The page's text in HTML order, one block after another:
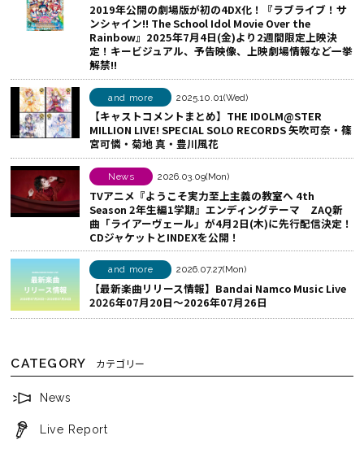
o
k
で
ェ
ア
す
る
ェ
ア
す
2019年公開の劇場版が初の4DX化！『ラブライブ！サ
ンシャイン!! The School Idol Movie Over the
Rainbow』2025年7月4日(金)より2週間限定上映決
定！キービジュアル、予告映像、上映劇場情報など一挙
解禁!!
and more 2025.10.01(Wed)
【キャストコメントまとめ】THE IDOLM@STER
MILLION LIVE! SPECIAL SOLO RECORDS 矢吹可奈・篠
宮可憐・菊地 真・豊川風花
News 2026.03.09(Mon)
TVアニメ『ようこそ実力至上主義の教室へ 4th
Season 2年生編1学期』エンディングテーマ ZAQ新
曲「ライアーヴェール」が4月2日(木)に先行配信決定！
CDジャケットとINDEXを公開！
and more 2026.07.27(Mon)
【最新楽曲リリース情報】Bandai Namco Music Live
2026年07月20日～2026年07月26日
CATEGORY カテゴリー
News
Live Report